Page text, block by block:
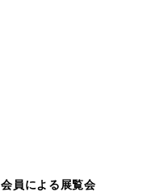
会員による展覧会